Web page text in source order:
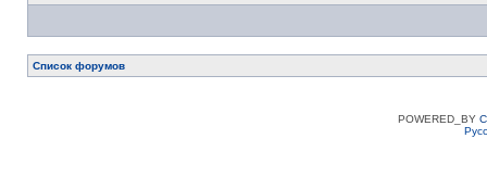
Список форумов
POWERED_BY